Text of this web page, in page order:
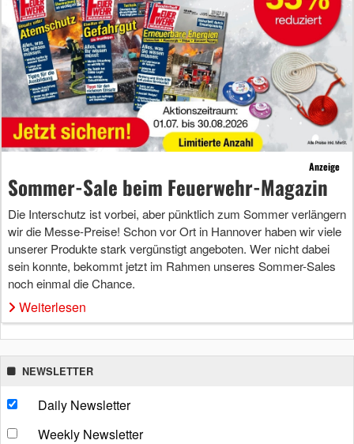
Anzeige
Sommer-Sale beim Feuerwehr-Magazin
Die Interschutz ist vorbei, aber pünktlich zum Sommer verlängern
wir die Messe-Preise! Schon vor Ort in Hannover haben wir viele
unserer Produkte stark vergünstigt angeboten. Wer nicht dabei
sein konnte, bekommt jetzt im Rahmen unseres Sommer-Sales
noch einmal die Chance.
Weiterlesen
NEWSLETTER
Daily Newsletter
Weekly Newsletter